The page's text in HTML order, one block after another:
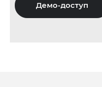
Демо-доступ